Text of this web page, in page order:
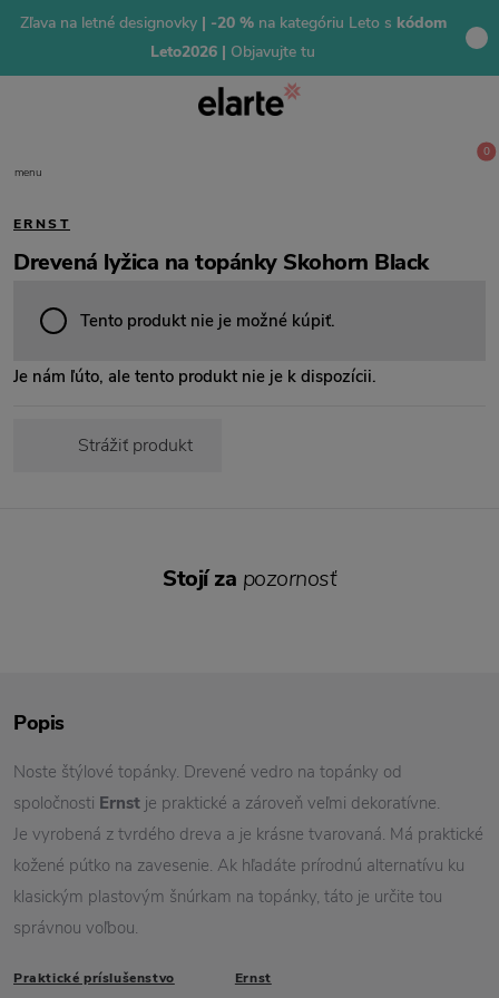
Zľava na letné designovky| -20 % na kategóriu Leto s kódom
Leto2026 | Objavujte tu
menu
0
ERNST
Drevená lyžica na topánky Skohorn Black
Tento produkt nie je možné kúpiť.
Je nám ľúto, ale tento produkt nie je k dispozícii.
Strážiť produkt
Popis
Noste štýlové topánky. Drevené vedro na topánky od
spoločnosti Ernst je praktické a zároveň veľmi dekoratívne.
Je vyrobená z tvrdého dreva a je krásne tvarovaná. Má praktické
kožené pútko na zavesenie. Ak hľadáte prírodnú alternatívu ku
klasickým plastovým šnúrkam na topánky, táto je určite tou
správnou voľbou.
Praktické príslušenstvo Ernst
Stojí za pozornosť